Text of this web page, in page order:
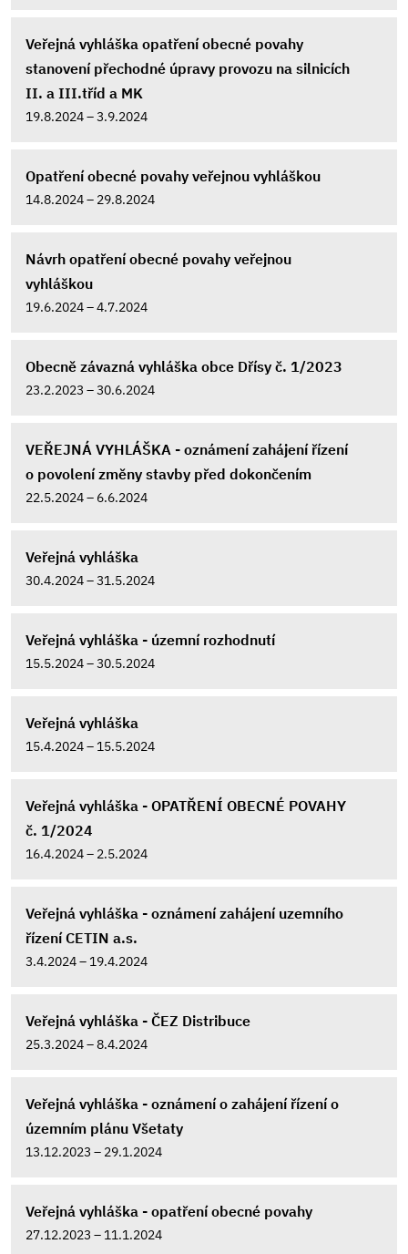
Veřejná vyhláška opatření obecné povahy
stanovení přechodné úpravy provozu na silnicích
II. a III.tříd a MK
19.8.2024 – 3.9.2024
Opatření obecné povahy veřejnou vyhláškou
14.8.2024 – 29.8.2024
Návrh opatření obecné povahy veřejnou
vyhláškou
19.6.2024 – 4.7.2024
Obecně závazná vyhláška obce Dřísy č. 1/2023
23.2.2023 – 30.6.2024
VEŘEJNÁ VYHLÁŠKA - oznámení zahájení řízení
o povolení změny stavby před dokončením
22.5.2024 – 6.6.2024
Veřejná vyhláška
30.4.2024 – 31.5.2024
Veřejná vyhláška - územní rozhodnutí
15.5.2024 – 30.5.2024
Veřejná vyhláška
15.4.2024 – 15.5.2024
Veřejná vyhláška - OPATŘENÍ OBECNÉ POVAHY
č. 1/2024
16.4.2024 – 2.5.2024
Veřejná vyhláška - oznámení zahájení uzemního
řízení CETIN a.s.
3.4.2024 – 19.4.2024
Veřejná vyhláška - ČEZ Distribuce
25.3.2024 – 8.4.2024
Veřejná vyhláška - oznámení o zahájení řízení o
územním plánu Všetaty
13.12.2023 – 29.1.2024
Veřejná vyhláška - opatření obecné povahy
27.12.2023 – 11.1.2024